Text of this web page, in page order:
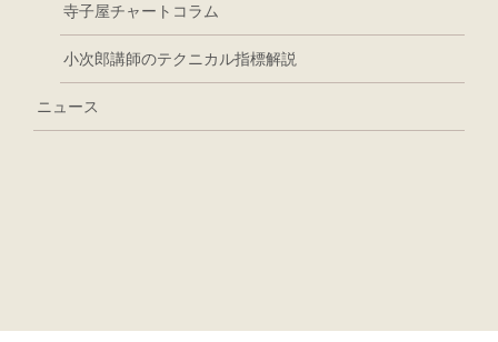
寺子屋チャートコラム
小次郎講師のテクニカル指標解説
ニュース